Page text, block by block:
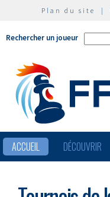
Plan du site |
Rechercher un joueur
ACCUEIL DÉCOUVRIR